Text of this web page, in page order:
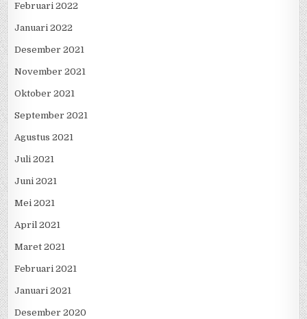
Februari 2022
Januari 2022
Desember 2021
November 2021
Oktober 2021
September 2021
Agustus 2021
Juli 2021
Juni 2021
Mei 2021
April 2021
Maret 2021
Februari 2021
Januari 2021
Desember 2020